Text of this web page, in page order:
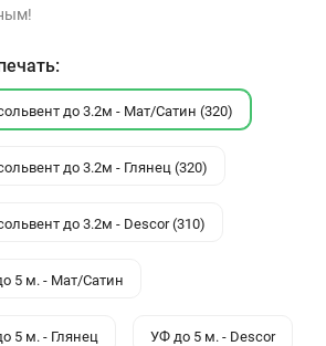
до 3.2м - Мат/Сатин (320)
до 3.2м - Глянец (320)
до 3.2м - Descor (310)
5 м. - Мат/Сатин
5 м. - Глянец УФ до 5 м. - Descor